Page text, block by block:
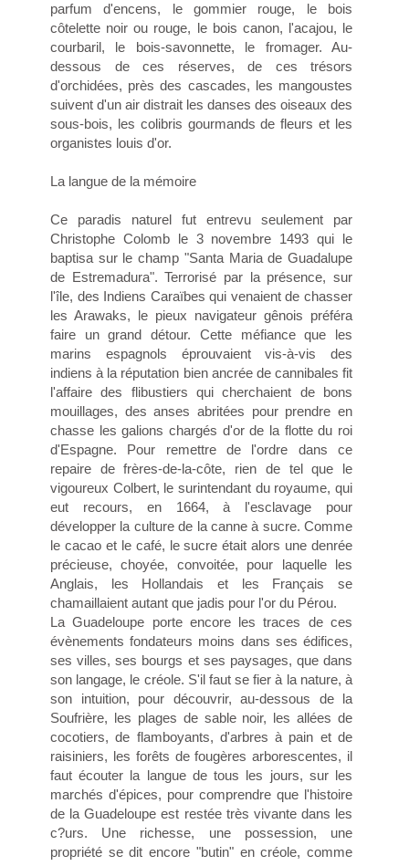
parfum d'encens, le gommier rouge, le bois
côtelette noir ou rouge, le bois canon, l'acajou, le
courbaril, le bois-savonnette, le fromager. Au-
dessous de ces réserves, de ces trésors
d'orchidées, près des cascades, les mangoustes
suivent d'un air distrait les danses des oiseaux des
sous-bois, les colibris gourmands de fleurs et les
organistes louis d'or.
La langue de la mémoire
Ce paradis naturel fut entrevu seulement par
Christophe Colomb le 3 novembre 1493 qui le
baptisa sur le champ "Santa Maria de Guadalupe
de Estremadura". Terrorisé par la présence, sur
l'île, des Indiens Caraïbes qui venaient de chasser
les Arawaks, le pieux navigateur gênois préféra
faire un grand détour. Cette méfiance que les
marins espagnols éprouvaient vis-à-vis des
indiens à la réputation bien ancrée de cannibales fit
l'affaire des flibustiers qui cherchaient de bons
mouillages, des anses abritées pour prendre en
chasse les galions chargés d'or de la flotte du roi
d'Espagne. Pour remettre de l'ordre dans ce
repaire de frères-de-la-côte, rien de tel que le
vigoureux Colbert, le surintendant du royaume, qui
eut recours, en 1664, à l'esclavage pour
développer la culture de la canne à sucre. Comme
le cacao et le café, le sucre était alors une denrée
précieuse, choyée, convoitée, pour laquelle les
Anglais, les Hollandais et les Français se
chamaillaient autant que jadis pour l'or du Pérou.
La Guadeloupe porte encore les traces de ces
évènements fondateurs moins dans ses édifices,
ses villes, ses bourgs et ses paysages, que dans
son langage, le créole. S'il faut se fier à la nature, à
son intuition, pour découvrir, au-dessous de la
Soufrière, les plages de sable noir, les allées de
cocotiers, de flamboyants, d'arbres à pain et de
raisiniers, les forêts de fougères arborescentes, il
faut écouter la langue de tous les jours, sur les
marchés d'épices, pour comprendre que l'histoire
de la Guadeloupe est restée très vivante dans les
c?urs. Une richesse, une possession, une
propriété se dit encore "butin" en créole, comme